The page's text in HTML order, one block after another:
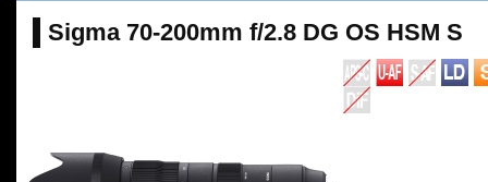
Sigma 70-200mm f/2.8 DG OS HSM S